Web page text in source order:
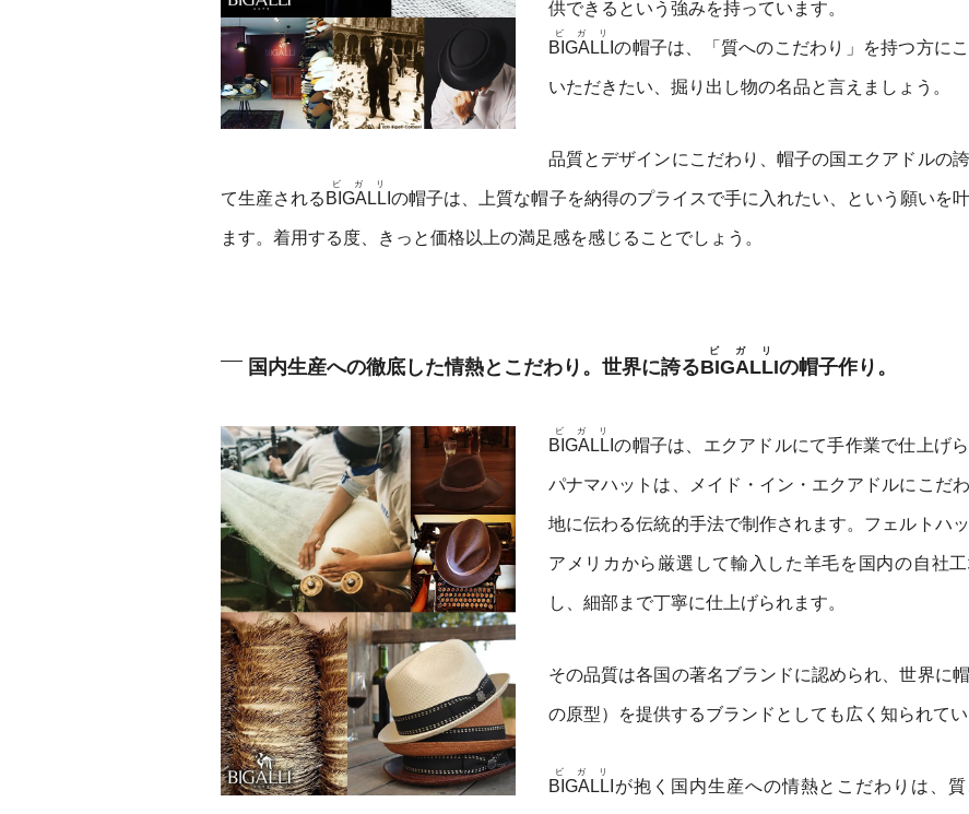
供できるという強みを持っています。
BIGALLI
ビガリ
の帽子は、「質へのこだわり」を持つ方に
いただきたい、掘り出し物の名品と言えましょう。
品質とデザインにこだわり、帽子の国エクアドルの
て生産される BIGALLI
ビガリ
の帽子は、上質な帽子を納得のプライスで手に入れたい、という願いを
ます。着用する度、きっと価格以上の満足感を感じることでしょう。
国内生産への徹底した情熱とこだわり。世界に誇るBIGALLI
ビガリ
の帽子作り。
BIGALLI
ビガリ
の帽子は、エクアドルにて手作業で仕上げら
パナマハットは、メイド・イン・エクアドルにこだ
地に伝わる伝統的手法で制作されます。フェルトハ
アメリカから厳選して輸入した羊毛を国内の自社
し、細部まで丁寧に仕上げられます。
その品質は各国の著名ブランドに認められ、世界に
の原型）を提供するブランドとしても広く知られてい
BIGALLI
ビガリ
が抱く国内生産への情熱とこだわりは、質